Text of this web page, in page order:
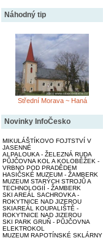
Náhodný tip
Střední Morava ~ Haná
Novinky InfoČesko
MIKULÁŠTÍKOVO FOJTSTVÍ V
JASENNÉ
ALPALOUKA - ŽELEZNÁ RUDA
PŮJČOVNA KOL A KOLOBĚŽEK -
VRBNO POD PRADĚDEM
HASIČSKÉ MUZEUM - ŽAMBERK
MUZEUM STARÝCH STROJŮ A
TECHNOLOGIÍ - ŽAMBERK
SKI AREÁL SACHROVKA -
ROKYTNICE NAD JIZEROU
SKIAREÁL KOUPALIŠTĚ -
ROKYTNICE NAD JIZEROU
SKI PARK GRUŇ - PŮJČOVNA
ELEKTROKOL
MUZEUM RAPOTÍNSKÉ SKLÁRNY